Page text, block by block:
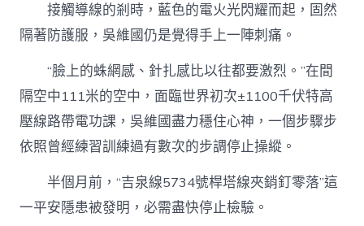
接觸導線的剎時，藍色的電火光閃耀而起，固然
隔著防護服，吳維國仍是覺得手上一陣刺痛。
“臉上的蛛網感、針扎感比以往都要激烈。”在間
隔空中111米的空中，面臨世界初次±1100千伏特高
壓線路帶電功課，吳維國盡力穩住心神，一個步驟步
依照曾經練習訓練過有數次的步調停止操縱。
半個月前，“吉泉線5734號桿塔線夾銷釘零落”這
一平安隱患被發明，必需盡快停止檢驗。